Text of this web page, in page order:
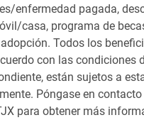
enfermedad pagada,
casa, programa de
Todos los
con las condiciones
están sujetos a
Póngase en contacto
para obtener más